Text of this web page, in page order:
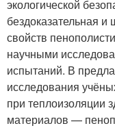
экологической
бездоказательная
свойств
научными
испытаний. В
исследования
при теплоизоляции
материалов —